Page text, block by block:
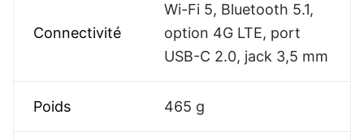
Connectivité
Wi-Fi 5, Bluetooth 5.1,
option 4G LTE, port
USB-C 2.0, jack 3,5 mm
Poids 465 g